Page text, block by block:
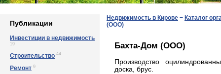
Публикации
Инвестиции в недвижимость
19
Строительство 44
Ремонт 9
Недвижимость в Кирове − Каталог
(ООО)
Бахта-Дом (ООО)
Производство
доска, брус.